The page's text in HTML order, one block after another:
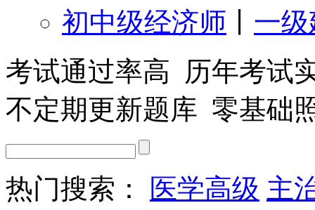
初中级经济师
一
考试通过率高 历年考试
不定期更新题库 零基础
热门搜索： 医学高级 主